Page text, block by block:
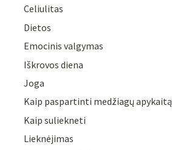
Celiulitas
Dietos
Emocinis valgymas
Iškrovos diena
Joga
Kaip paspartinti medžiagų apykaitą
Kaip suliekneti
Lieknėjimas